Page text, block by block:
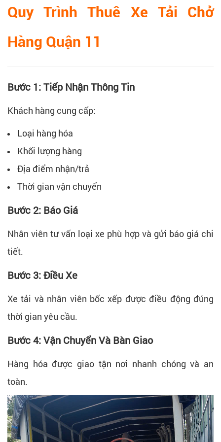
Quy Trình Thuê Xe Tải Chở
Hàng Quận 11
Bước 1: Tiếp Nhận Thông Tin
Khách hàng cung cấp:
Loại hàng hóa
Khối lượng hàng
Địa điểm nhận/trả
Thời gian vận chuyển
Bước 2: Báo Giá
Nhân viên tư vấn loại xe phù hợp và gửi báo giá chi
tiết.
Bước 3: Điều Xe
Xe tải và nhân viên bốc xếp được điều động đúng
thời gian yêu cầu.
Bước 4: Vận Chuyển Và Bàn Giao
Hàng hóa được giao tận nơi nhanh chóng và an
toàn.